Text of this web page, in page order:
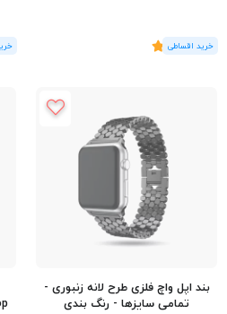
(2 رای)
5
(4
بند اپل واچ فلزی طرح لانه زنبوری -
تمامی سایزها - رنگ بندی